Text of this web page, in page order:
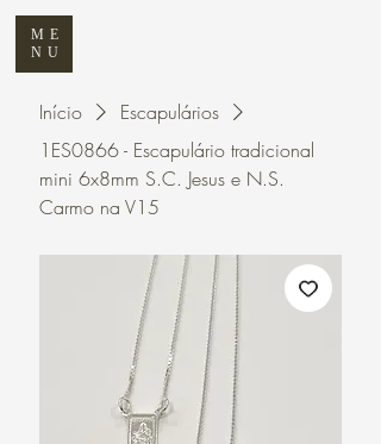
ME
NU
Início
Escapulários
1ES0866 - Escapulário tradicional
mini 6x8mm S.C. Jesus e N.S.
Carmo na V15